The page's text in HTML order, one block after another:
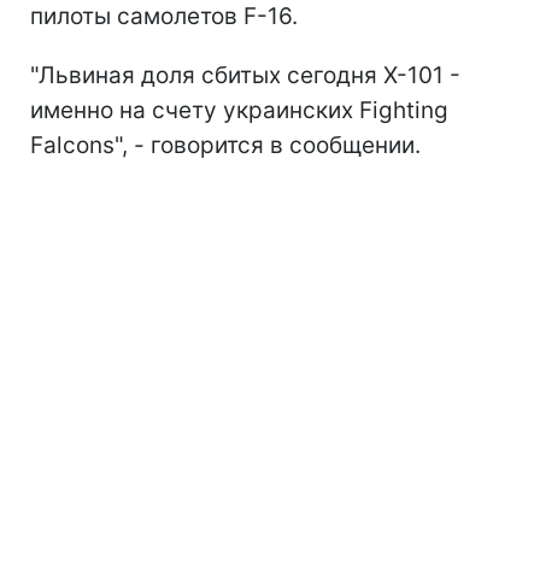
пилоты самолетов F-16.
"Львиная доля сбитых сегодня Х-101 -
именно на счету украинских Fighting
Falcons", - говорится в сообщении.